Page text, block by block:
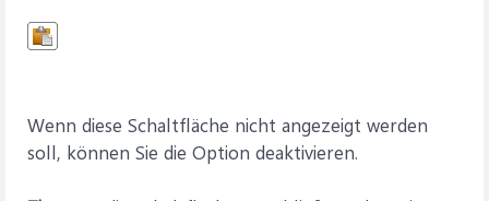
Wenn diese Schaltfläche nicht angezeigt werden
soll, können Sie die Option deaktivieren.